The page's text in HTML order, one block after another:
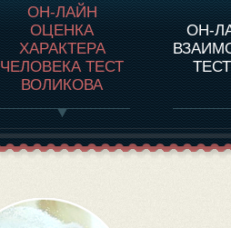
ОН-ЛАЙН
ОЦЕНКА
ХАРАКТЕРА
ЧЕЛОВЕКА ТЕСТ
ВОЛИКОВА
ОН-
О ПРОГРАММЕ
ОЦЕНКА ХАРАКТЕРA
ЧЕЛОВЕКА
ОЦЕНКА ХАРАКТЕРА
ВЫДАЮЩИХСЯ
ЛИЧНОСТЕЙ